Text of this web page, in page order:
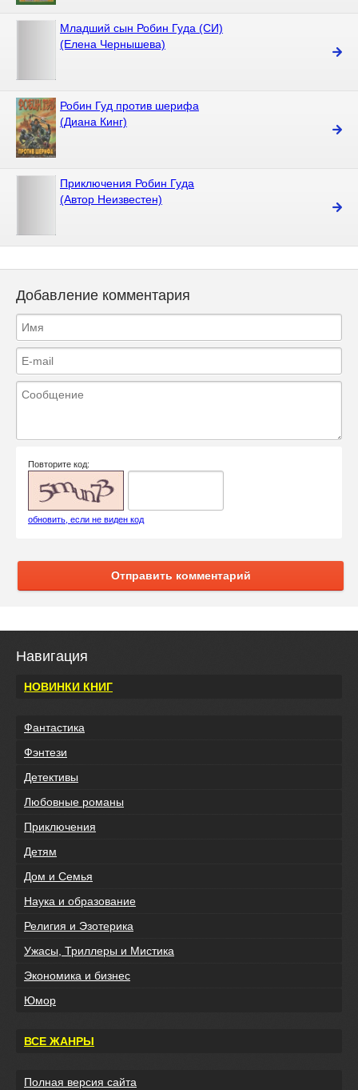
Младший сын Робин Гуда (СИ)
(Елена Чернышева)
Робин Гуд против шерифа
(Диана Кинг)
Приключения Робин Гуда
(Автор Неизвестен)
Добавление комментария
Повторите код:
обновить, если не виден код
Отправить комментарий
Навигация
НОВИНКИ КНИГ
Фантастика
Фэнтези
Детективы
Любовные романы
Приключения
Детям
Дом и Семья
Наука и образование
Религия и Эзотерика
Ужасы, Триллеры и Мистика
Экономика и бизнес
Юмор
ВСЕ ЖАНРЫ
Полная версия сайта